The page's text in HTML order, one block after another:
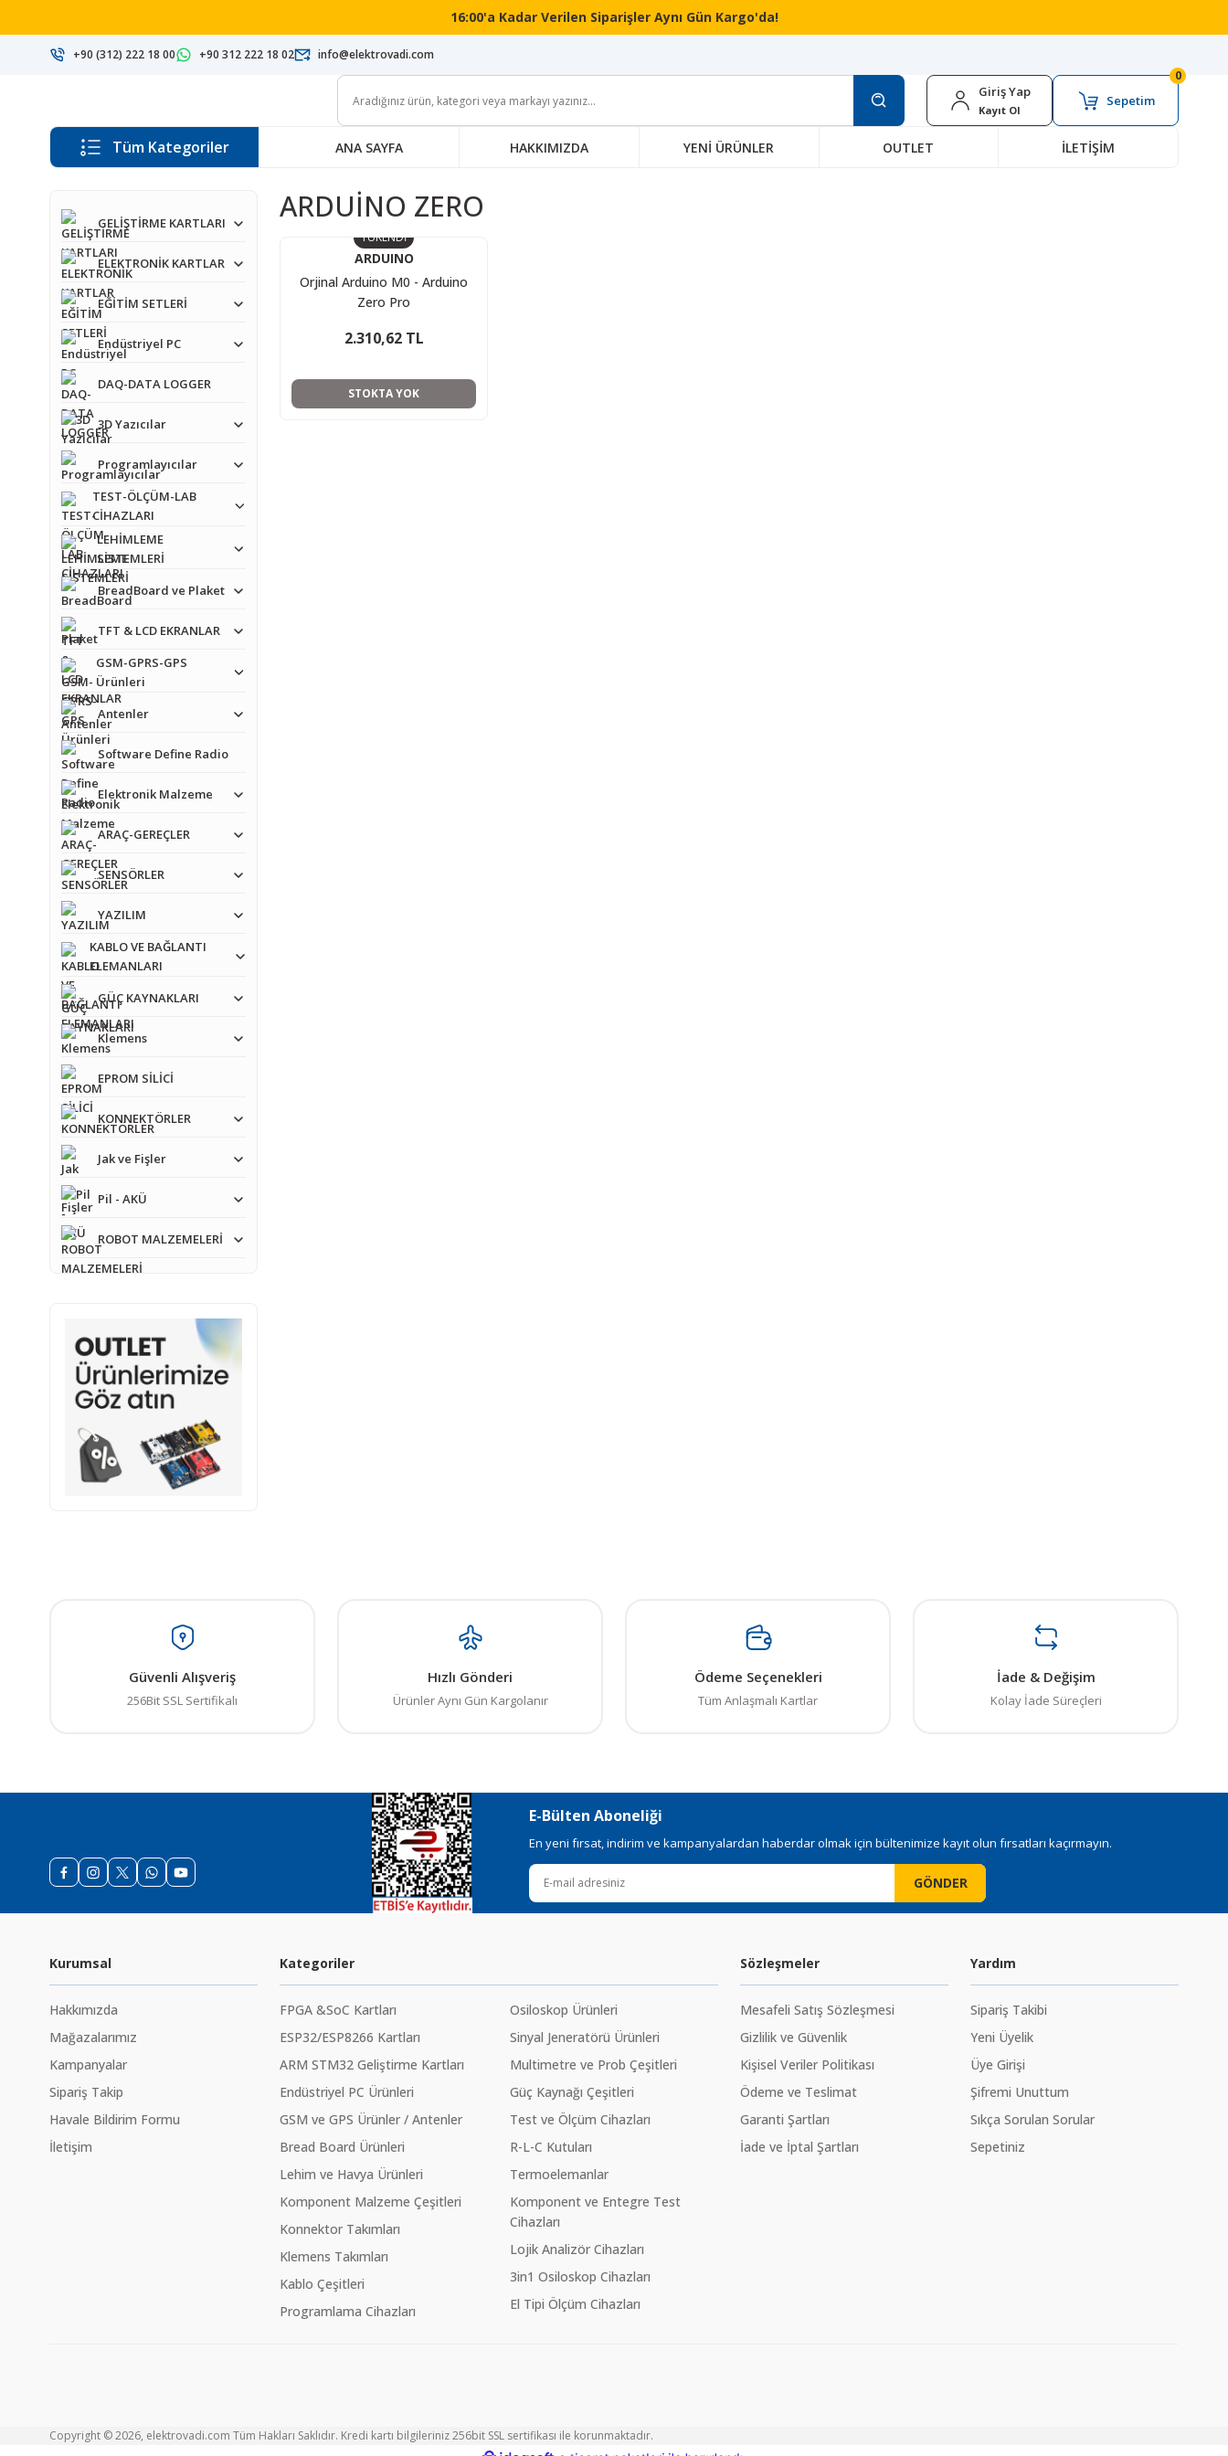
16:00'a Kadar Verilen Siparişler Aynı Gün Kargo'da!
+90 (312) 222 18 00 +90 312 222 18 02 info@elektrovadi.com
Giriş Yap
Kayıt Ol
Sepetim
0
Tüm Kategoriler ANA SAYFA HAKKIMIZDA YENİ ÜRÜNLER OUTLET İLETİŞİM
GELİŞTİRME KARTLARI
ELEKTRONİK KARTLAR
EĞİTİM SETLERİ
Endüstriyel PC
DAQ-DATA LOGGER
3D Yazıcılar
Programlayıcılar
TEST-ÖLÇÜM-LAB
CİHAZLARI
LEHİMLEME
SİSTEMLERİ
BreadBoard ve Plaket
TFT & LCD EKRANLAR
GSM-GPRS-GPS
Ürünleri
Antenler
Software Define Radio
Elektronik Malzeme
ARAÇ-GEREÇLER
SENSÖRLER
YAZILIM
KABLO VE BAĞLANTI
ELEMANLARI
GÜÇ KAYNAKLARI
Klemens
EPROM SİLİCİ
KONNEKTÖRLER
Jak ve Fişler
Pil - AKÜ
ROBOT MALZEMELERİ
ARDUİNO ZERO
TÜKENDİ
ARDUINO
Orjinal Arduino M0 - Arduino
Zero Pro
2.310,62 TL
STOKTA YOK
Güvenli Alışveriş
256Bit SSL Sertifikalı
Hızlı Gönderi
Ürünler Aynı Gün Kargolanır
Ödeme Seçenekleri
Tüm Anlaşmalı Kartlar
İade & Değişim
Kolay İade Süreçleri
E-Bülten Aboneliği
En yeni fırsat, indirim ve kampanyalardan haberdar olmak için bültenimize kayıt olun fırsatları kaçırmayın.
GÖNDER
Kurumsal
Hakkımızda
Mağazalarımız
Kampanyalar
Sipariş Takip
Havale Bildirim Formu
İletişim
Kategoriler
FPGA &SoC Kartları
ESP32/ESP8266 Kartları
ARM STM32 Geliştirme Kartları
Endüstriyel PC Ürünleri
GSM ve GPS Ürünler / Antenler
Bread Board Ürünleri
Lehim ve Havya Ürünleri
Komponent Malzeme Çeşitleri
Konnektor Takımları
Klemens Takımları
Kablo Çeşitleri
Programlama Cihazları
Osiloskop Ürünleri
Sinyal Jeneratörü Ürünleri
Multimetre ve Prob Çeşitleri
Güç Kaynağı Çeşitleri
Test ve Ölçüm Cihazları
R-L-C Kutuları
Termoelemanlar
Komponent ve Entegre Test
Cihazları
Lojik Analizör Cihazları
3in1 Osiloskop Cihazları
El Tipi Ölçüm Cihazları
Sözleşmeler
Mesafeli Satış Sözleşmesi
Gizlilik ve Güvenlik
Kişisel Veriler Politikası
Ödeme ve Teslimat
Garanti Şartları
İade ve İptal Şartları
Yardım
Sipariş Takibi
Yeni Üyelik
Üye Girişi
Şifremi Unuttum
Sıkça Sorulan Sorular
Sepetiniz
Copyright © 2026, elektrovadi.com Tüm Hakları Saklıdır. Kredi kartı bilgileriniz 256bit SSL sertifikası ile korunmaktadır.